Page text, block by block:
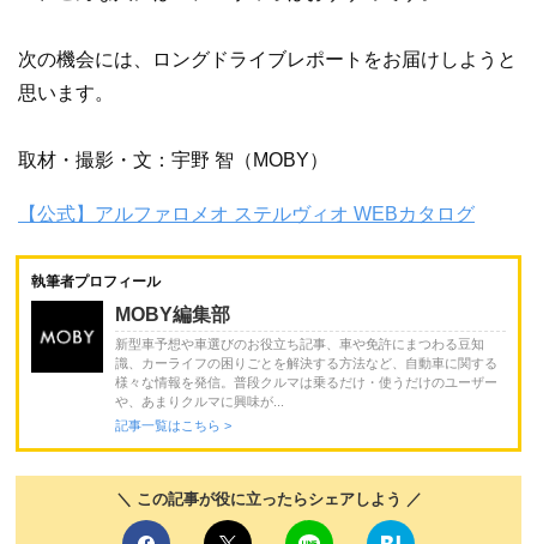
次の機会には、ロングドライブレポートをお届けしようと
思います。
取材・撮影・文：宇野 智（MOBY）
【公式】アルファロメオ ステルヴィオ WEBカタログ
執筆者プロフィール
MOBY編集部
新型車予想や車選びのお役立ち記事、車や免許にまつわる豆知
識、カーライフの困りごとを解決する方法など、自動車に関する
様々な情報を発信。普段クルマは乗るだけ・使うだけのユーザー
や、あまりクルマに興味が...
記事一覧はこちら >
＼ この記事が役に立ったらシェアしよう ／